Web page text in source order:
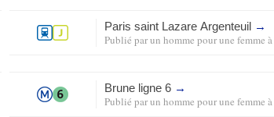
Paris saint Lazare Argenteuil →
Publié parun homme pour une femme à
Brune ligne 6 →
Publié parun homme pour une femme à